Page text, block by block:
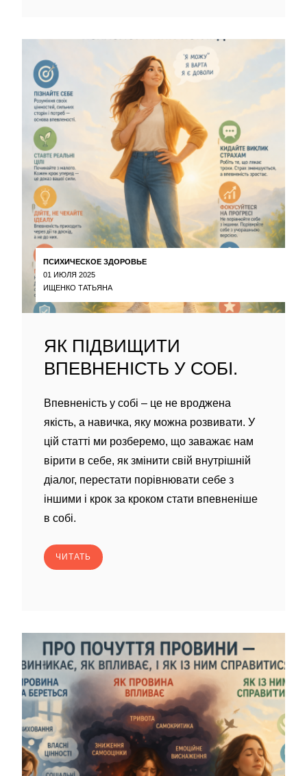
ПСИХИЧЕСКОЕ ЗДОРОВЬЕ
01 ИЮЛЯ 2025
ИЩЕНКО ТАТЬЯНА
ЯК ПІДВИЩИТИ
ВПЕВНЕНІСТЬ У СОБІ.
Впевненість у собі – це не вроджена
якість, а навичка, яку можна розвивати. У
цій статті ми розберемо, що заважає нам
вірити в себе, як змінити свій внутрішній
діалог, перестати порівнювати себе з
іншими і крок за кроком стати впевненіше
в собі.
ЧИТАТЬ